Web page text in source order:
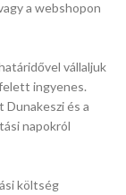
a webshopon
vállaljuk
ingyenes.
és a
napokról
költség